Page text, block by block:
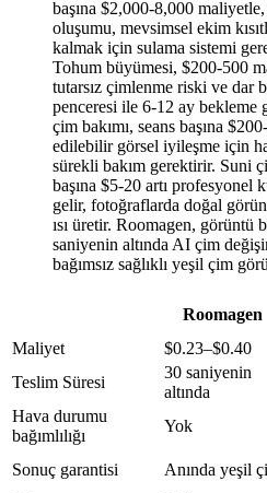
başına $2,000-8,000
oluşumu, mevsimsel ekim
kalmak için sulama sistemi
Tohum büyümesi, $200-500
tutarsız çimlenme riski ve dar
penceresi ile 6-12 ay bekleme
çim bakımı, seans başına
edilebilir görsel iyileşme için
sürekli bakım gerektirir. Suni
başına $5-20 artı
gelir, fotoğraflarda doğal
ısı üretir. Roomagen, görüntü
saniyenin altında AI çim
bağımsız sağlıklı yeşil çim
Roomagen
Maliyet
$0.23–$0.40
Teslim Süresi
30 saniyenin
altında
Hava durumu
bağımlılığı
Yok
Sonuç garantisi Anında yeşil